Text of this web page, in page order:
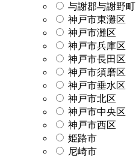
与謝郡与謝野町
神戸市東灘区
神戸市灘区
神戸市兵庫区
神戸市長田区
神戸市須磨区
神戸市垂水区
神戸市北区
神戸市中央区
神戸市西区
姫路市
尼崎市